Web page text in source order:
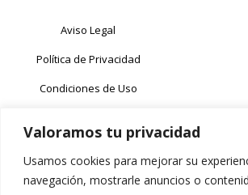
Valoramos tu privacidad
Usamos cookies para mejorar su
navegación, mostrarle anuncios o
Aviso Legal
Política de Privacidad
Condiciones de Uso